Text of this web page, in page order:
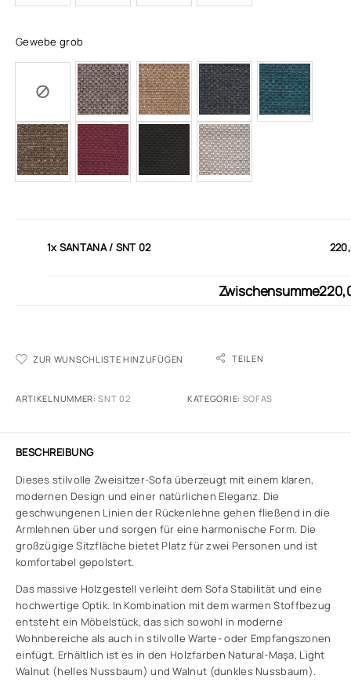
Gewebe grob
1xSANTANA / SNT 02
Zwischensumme
ZUR WUNSCHLISTE HINZUFÜGEN TEILEN
ARTIKELNUMMER:SNT 02 KATEGORIE: SOFAS
BESCHREIBUNG
Dieses stilvolle Zweisitzer-Sofa überzeugt mit einem klaren,
modernen Design und einer natürlichen Eleganz. Die
geschwungenen Linien der Rückenlehne gehen fließend in die
Armlehnen über und sorgen für eine harmonische Form. Die
großzügige Sitzfläche bietet Platz für zwei Personen und ist
komfortabel gepolstert.
Das massive Holzgestell verleiht dem Sofa Stabilität und eine
hochwertige Optik. In Kombination mit dem warmen Stoffbezug
entsteht ein Möbelstück, das sich sowohl in moderne
Wohnbereiche als auch in stilvolle Warte- oder Empfangszonen
einfügt. Erhältlich ist es in den Holzfarben Natural-Maşa, Light
Walnut (helles Nussbaum) und Walnut (dunkles Nussbaum).